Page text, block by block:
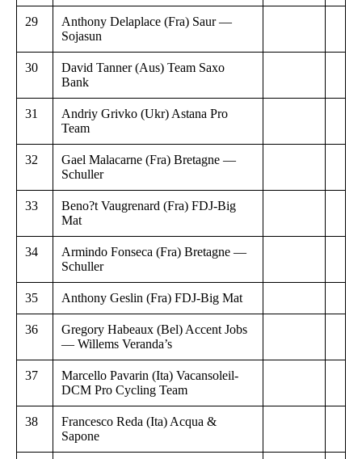
29
Anthony Delaplace (Fra) Saur —
Sojasun
30
David Tanner (Aus) Team Saxo
Bank
31
Andriy Grivko (Ukr) Astana Pro
Team
32
Gael Malacarne (Fra) Bretagne —
Schuller
33
Beno?t Vaugrenard (Fra) FDJ-Big
Mat
34
Armindo Fonseca (Fra) Bretagne —
Schuller
35 Anthony Geslin (Fra) FDJ-Big Mat
36
Gregory Habeaux (Bel) Accent Jobs
— Willems Veranda’s
37
Marcello Pavarin (Ita) Vacansoleil-
DCM Pro Cycling Team
38
Francesco Reda (Ita) Acqua &
Sapone